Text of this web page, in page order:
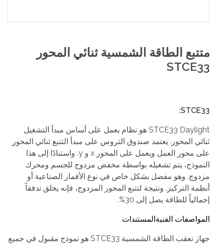
متتبع الطاقة الشمسية ثنائي المحور
STCE33
STCE33:
STCE33 Daylight هو نظام يعمل على أساس مبدأ التشغيل
ثنائي المحور. يعتمد صندوق التروس على مبدأ التتبع ثنائي المحور
على محور العمل ويعمل على المحور x و y. واستنادًا إلى هذا
النموذج، يتم تشغيله بواسطة مخفض مزدوج للجسم ومحرك
مزدوج. وهو مفضل بشكل خاص في نوع الأقمار الصناعية أو
أنظمة التركيز. ونتيجة لتتبع المحور المزدوج، فإنه يخلق تدفقاً
إجمالياً للطاقة يصل إلى 30%.
المواصفات الفنية المستندات
جهاز تعقب الطاقة الشمسية STCE33 هو نموذج مقبول في جميع